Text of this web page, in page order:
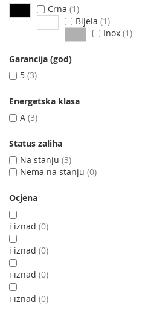
Crna 1
Bijela 1
Inox 1
Garancija (god)
5 3
Energetska klasa
A 3
Status zaliha
Na stanju 3
Nema na stanju 0
Ocjena
i iznad 0
i iznad 0
i iznad 0
i iznad 0